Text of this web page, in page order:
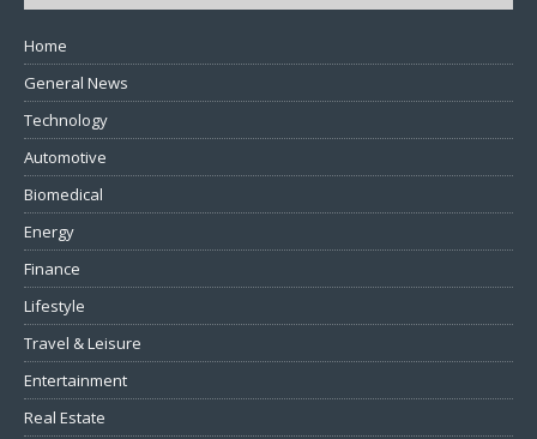
Home
General News
Technology
Automotive
Biomedical
Energy
Finance
Lifestyle
Travel & Leisure
Entertainment
Real Estate